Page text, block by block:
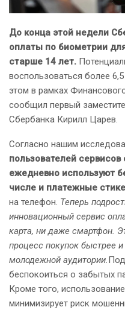
До конца этой недели
оплаты по биометрии
старше 14 лет.
воспользоваться более
этом в рамках
сообщил первый
Сбербанка Кирилл Царев.
Согласно нашим
пользователей
ежедневно используют
числе и платежные
на телефон. Теперь
инновационный сервис
карта, ни даже смартфон.
процесс покупок быстрее
молодежной аудитории.
беспокоиться о забытых
Кроме того,
минимизирует риск